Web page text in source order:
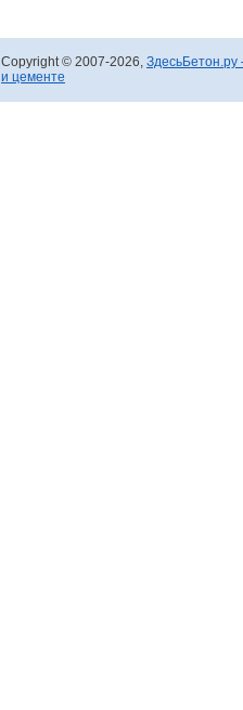
Copyright © 2007-2026,
и цементе